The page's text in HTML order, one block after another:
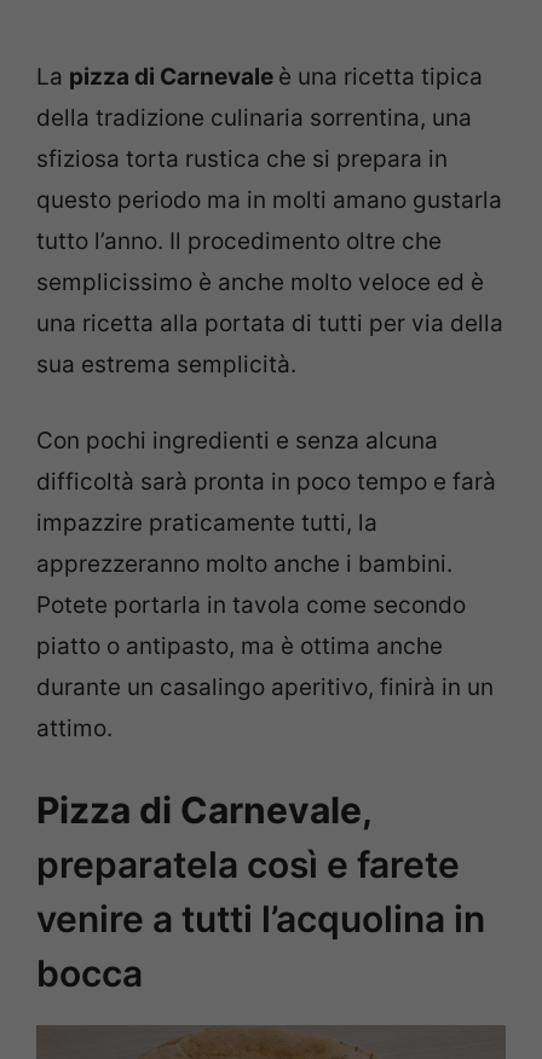
La pizza di Carnevale è una ricetta tipica
della tradizione culinaria sorrentina, una
sfiziosa torta rustica che si prepara in
questo periodo ma in molti amano gustarla
tutto l’anno. Il procedimento oltre che
semplicissimo è anche molto veloce ed è
una ricetta alla portata di tutti per via della
sua estrema semplicità.
Con pochi ingredienti e senza alcuna
difficoltà sarà pronta in poco tempo e farà
impazzire praticamente tutti, la
apprezzeranno molto anche i bambini.
Potete portarla in tavola come secondo
piatto o antipasto, ma è ottima anche
durante un casalingo aperitivo, finirà in un
attimo.
Pizza di Carnevale,
preparatela così e farete
venire a tutti l’acquolina in
bocca